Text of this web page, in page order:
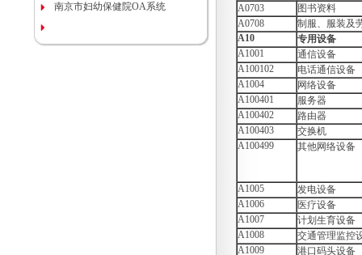
比选项目的通知
论会
南京市妇幼保健院OA系统
A0703
图书资料
A0708
制服、服装及
A10
专用设备
A1001
通信设备
A100102
电话通信设备
A1004
网络设备
A100401
服务器
A100402
路由器
A100403
交换机
A100499
其他网络设备
A1005
发电设备
A1006
医疗设备
A1007
计划生育设备
A1008
交通管理监控
A1009
港口码头设备